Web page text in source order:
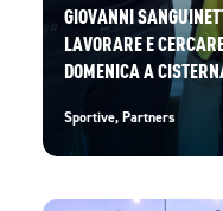
GIOVANNI
LAVORARE E
DOMENICA A
Sportive,Partners